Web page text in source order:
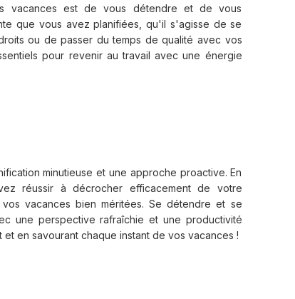
vacances est de vous détendre et de vous
que vous avez planifiées, qu'il s'agisse de se
ou de passer du temps de qualité avec vos
pour revenir au travail avec une énergie
minutieuse et une approche proactive. En
réussir à décrocher efficacement de votre
vacances bien méritées. Se détendre et se
une perspective rafraîchie et une productivité
en savourant chaque instant de vos vacances !